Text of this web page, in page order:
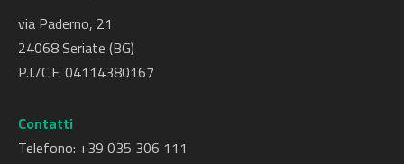
via Paderno, 21
24068 Seriate (BG)
P.I./C.F. 04114380167
Contatti
Telefono: +39 035 306 111